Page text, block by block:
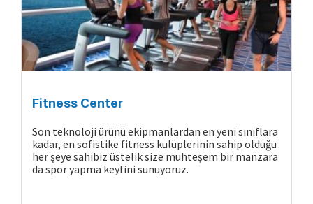
Gemide Yaşam
Fitness Center
Son teknoloji ürünü ekipmanlardan en yeni sınıflara
kadar, en sofistike fitness kulüplerinin sahip olduğu
her şeye sahibiz üstelik size muhteşem bir manzara
da spor yapma keyfini sunuyoruz.